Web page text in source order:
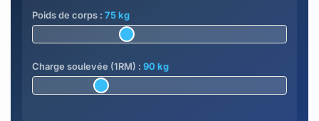
Poids de corps : 75 kg
Charge soulevée (1RM) : 90 kg